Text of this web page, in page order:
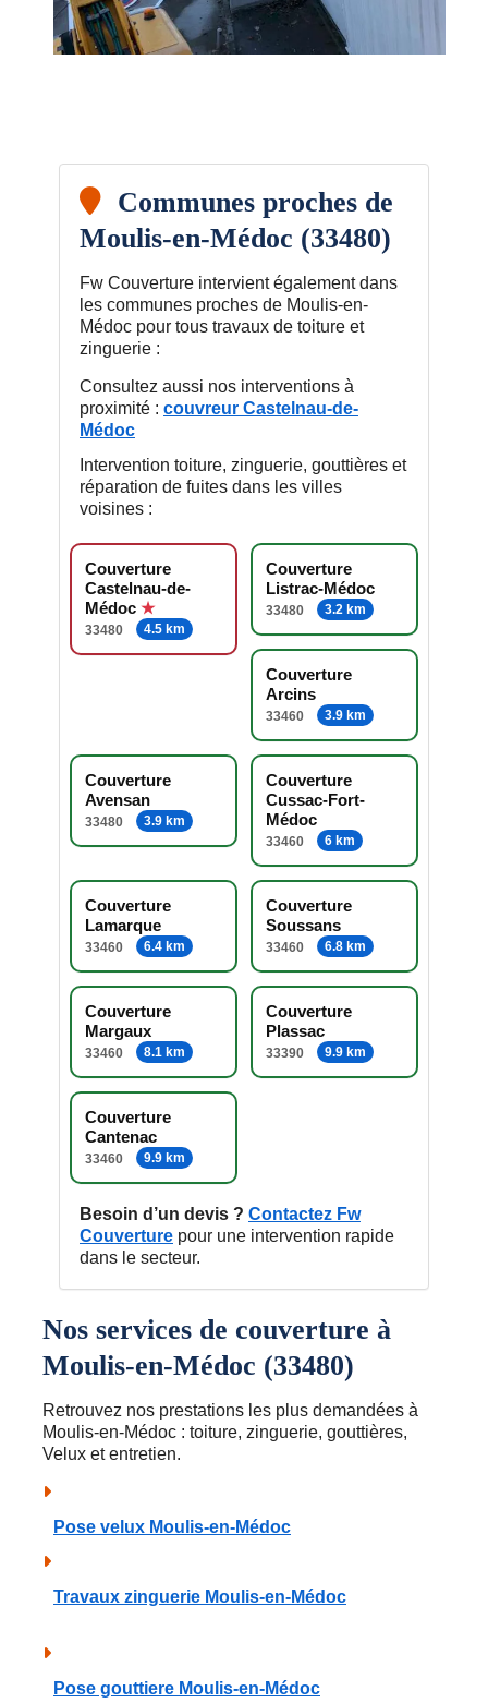
Communes proches de
Moulis-en-Médoc (33480)
Fw Couverture intervient également dans
les communes proches de Moulis-en-
Médoc pour tous travaux de toiture et
zinguerie :
Consultez aussi nos interventions à
proximité : couvreur Castelnau-de-
Médoc
Intervention toiture, zinguerie, gouttières et
réparation de fuites dans les villes
voisines :
Couverture
Castelnau-de-
Médoc
33480 4.5 km
Couverture
Listrac-Médoc
33480 3.2 km
Couverture
Arcins
33460 3.9 km
Couverture
Avensan
33480 3.9 km
Couverture
Cussac-Fort-
Médoc
33460 6 km
Couverture
Lamarque
33460 6.4 km
Couverture
Soussans
33460 6.8 km
Couverture
Margaux
33460 8.1 km
Couverture
Plassac
33390 9.9 km
Couverture
Cantenac
33460 9.9 km
Besoin d’un devis ? Contactez Fw
Couverture pour une intervention rapide
dans le secteur.
Nos services de couverture à
Moulis-en-Médoc (33480)
Retrouvez nos prestations les plus demandées à
Moulis-en-Médoc : toiture, zinguerie, gouttières,
Velux et entretien.
Pose velux Moulis-en-Médoc
Travaux zinguerie Moulis-en-Médoc
Pose gouttiere Moulis-en-Médoc